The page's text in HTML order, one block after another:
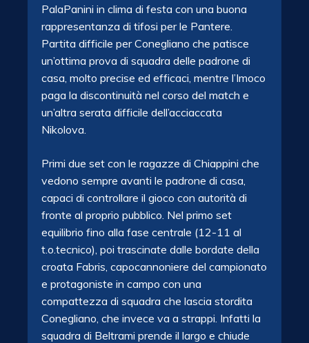
PalaPanini in clima di festa con una buona
rappresentanza di tifosi per le Pantere.
Partita difficile per Conegliano che patisce
un’ottima prova di squadra delle padrone di
casa, molto precise ed efficaci, mentre l’Imoco
paga la discontinuità nel corso del match e
un’altra serata difficile dell’acciaccata
Nikolova.
Primi due set con le ragazze di Chiappini che
vedono sempre avanti le padrone di casa,
capaci di controllare il gioco con autorità di
fronte al proprio pubblico. Nel primo set
equilibrio fino alla fase centrale (12-11 al
t.o.tecnico), poi trascinate dalle bordate della
croata Fabris, capocannoniere del campionato
e protagoniste in campo con una
compattezza di squadra che lascia stordita
Conegliano, che invece va a strappi. Infatti la
squadra di Beltrami prende il largo e chiude